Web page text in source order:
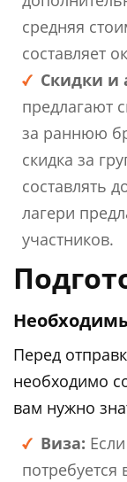
средняя
составляет
Скидки и
предлагают
за раннюю
скидка за
составлять
лагери
участников.
Перед
необходимо
вам нужно
Виза: